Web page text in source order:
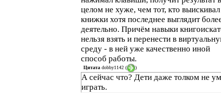
целом не хуже, чем тот, кто выискивал
книжки хотя последнее выглядит
деятельно. Причём навыки
нельзя взять и перенести в
среду - в ней уже качественно иной
способ работы.
Цитата dobby1142 ( )
А сейчас что? Дети даже толком не
играть.